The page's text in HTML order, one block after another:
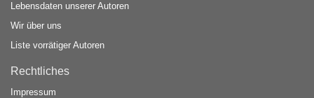
Lebensdaten unserer Autoren
Wir über uns
Liste vorrätiger Autoren
Rechtliches
Impressum